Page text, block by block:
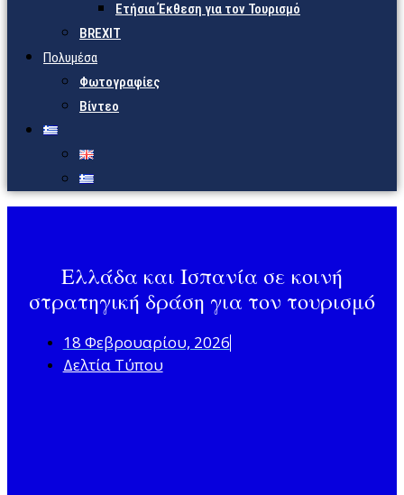
Ετήσια Έκθεση για τον Τουρισμό
BREXIT
Πολυμέσα
Φωτογραφίες
Βίντεο
Ελλάδα και Ισπανία σε κοινή
στρατηγική δράση για τον τουρισμό
18 Φεβρουαρίου, 2026
Δελτία Τύπου